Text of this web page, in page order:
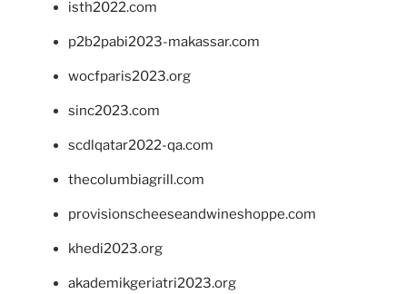
isth2022.com
p2b2pabi2023-makassar.com
wocfparis2023.org
sinc2023.com
scdlqatar2022-qa.com
thecolumbiagrill.com
provisionscheeseandwineshoppe.com
khedi2023.org
akademikgeriatri2023.org